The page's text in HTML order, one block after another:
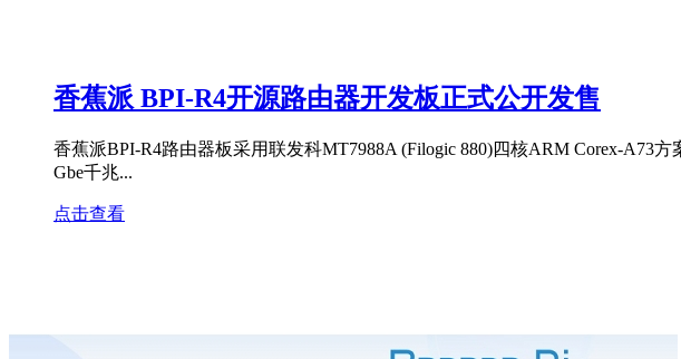
香蕉派 BPI-R4开源路由器开发板正式公开发售
香蕉派BPI-R4路由器板采用联发科MT7988A (Filogic 880)四核ARM Corex-A73
Gbe千兆...
点击查看